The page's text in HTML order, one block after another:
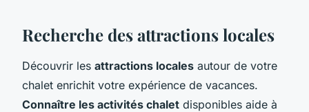
Recherche des attractions locales
Découvrir les attractions locales autour de votre
chalet enrichit votre expérience de vacances.
Connaître les activités chalet disponibles aide à